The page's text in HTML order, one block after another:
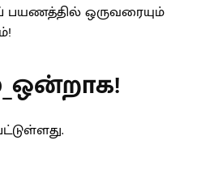
பயணத்தில் ஒருவரையும்